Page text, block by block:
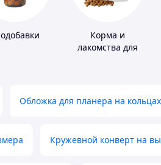
Корма и
лакомства для
Обложка для планера на
Кружевной конверт на